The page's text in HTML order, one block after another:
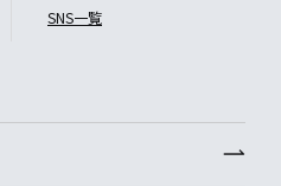
SNS一覧